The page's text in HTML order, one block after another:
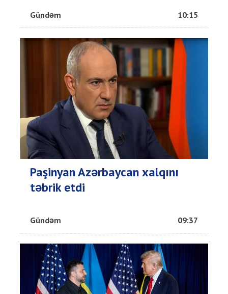
Gündəm 10:15
Paşinyan Azərbaycan xalqını
təbrik etdi
Gündəm 09:37